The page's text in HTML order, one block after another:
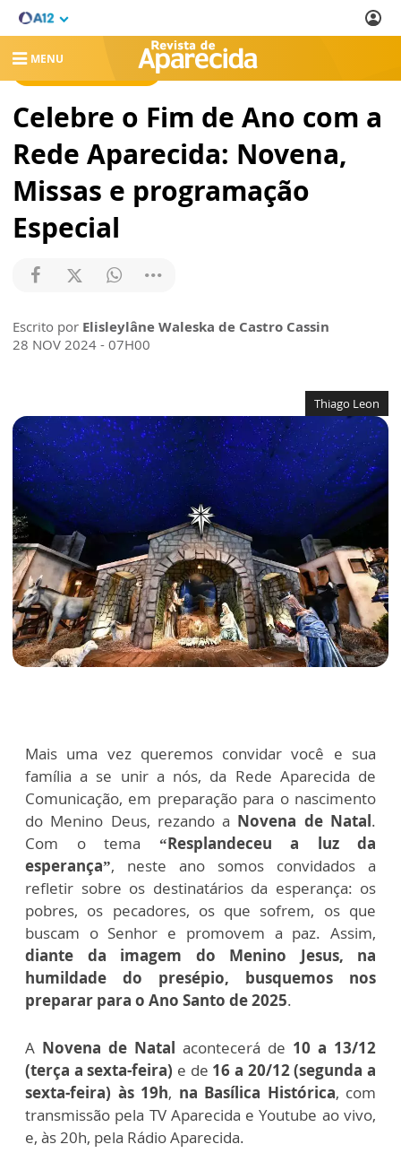
MENU
REVISTA DE APARECIDA
Celebre o Fim de Ano com a
Rede Aparecida: Novena,
Missas e programação
Especial
Escrito por Elisleylâne Waleska de Castro Cassin
28 NOV 2024 - 07H00
Thiago Leon
Mais uma vez queremos convidar você e sua
família a se unir a nós, da Rede Aparecida de
Comunicação, em preparação para o nascimento
do Menino Deus, rezando a Novena de Natal.
Com o tema “Resplandeceu a luz da
esperança”, neste ano somos convidados a
refletir sobre os destinatários da esperança: os
pobres, os pecadores, os que sofrem, os que
buscam o Senhor e promovem a paz. Assim,
diante da imagem do Menino Jesus, na
humildade do presépio, busquemos nos
preparar para o Ano Santo de 2025.
A Novena de Natal acontecerá de 10 a 13/12
(terça a sexta-feira) e de 16 a 20/12 (segunda a
sexta-feira) às 19h, na Basílica Histórica, com
transmissão pela TV Aparecida e Youtube ao vivo,
e, às 20h, pela Rádio Aparecida.